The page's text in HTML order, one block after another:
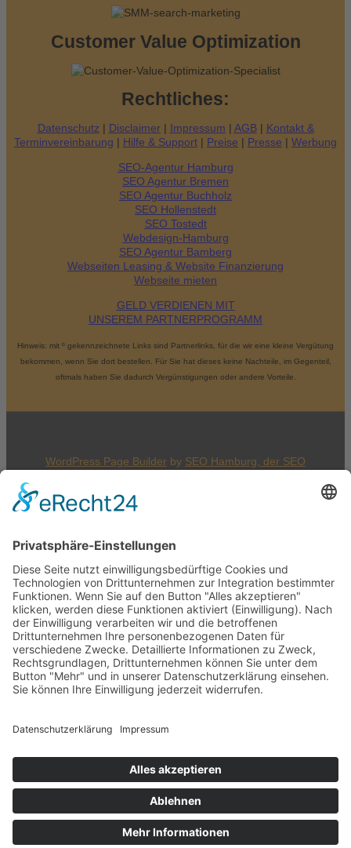
Customer Value Optimization
Rechtliches:
Datenschutz | Disclaimer| Impressum | AGB| Kontakt &
Terminvereinbarung | Hilfe & Support | Preise | Presse | Werbung
SEO-Agentur Hamburg
SEO Agentur Bremen
SEO Agentur Buchholz
SEO Hollenstedt
SEO Tostedt
Webdesign-Hamburg
SEO Agentur Bamberg
Webseiten Leasing & Website Finanzierung
Webseite mieten
GELD VERDIENEN MIT
UNSEREM PARTNERPROGRAMM
Hinweis: mit º gekennzeichnete Links sind Partnerlinks, für die wir eine kleine Vergütung
bekommen, wenn Sie dort bestellen. Für Sie hat dieses keine Nachteile, im Gegenteil,
oftmals haben Sie dadurch Vergünstigungen oder andere Vorteile.
WordPress Page Builder by SEO Hamburg, der SEO
© 2026 SEO WP Theme
Hamburg | Telefon: 040 881 92 439
Cookie-Einstellungen
Holger Korsten
150Bewertungen auf ProvenExpert.com Zum Inhalt
springen
Werkzeugleiste öffnen
Accessibility Tools
Graustufen
Negativer Kontrast
Heller Hintergrund
Links Unterstreichen
Zurücksetzen
Sitemap